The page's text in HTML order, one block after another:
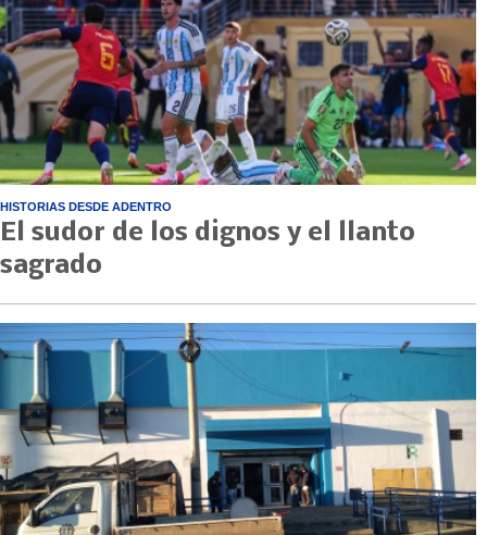
HISTORIAS DESDE ADENTRO
El sudor de los dignos y el llanto
sagrado